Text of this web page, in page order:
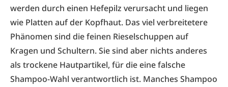
werden durch einen Hefepilz verursacht und liegen
wie Platten auf der Kopfhaut. Das viel verbreitetere
Phänomen sind die feinen Rieselschuppen auf
Kragen und Schultern. Sie sind aber nichts anderes
als trockene Hautpartikel, für die eine falsche
Shampoo-Wahl verantwortlich ist. Manches Shampoo